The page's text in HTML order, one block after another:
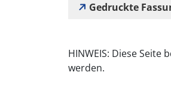
Gedruckte
HINWEIS: Diese
werden.